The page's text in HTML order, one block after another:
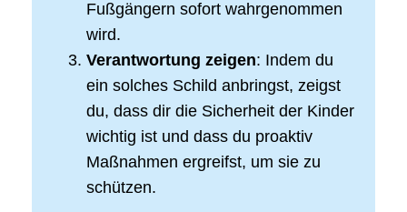
Fußgängern sofort wahrgenommen
wird.
Verantwortung zeigen: Indem du
ein solches Schild anbringst, zeigst
du, dass dir die Sicherheit der Kinder
wichtig ist und dass du proaktiv
Maßnahmen ergreifst, um sie zu
schützen.